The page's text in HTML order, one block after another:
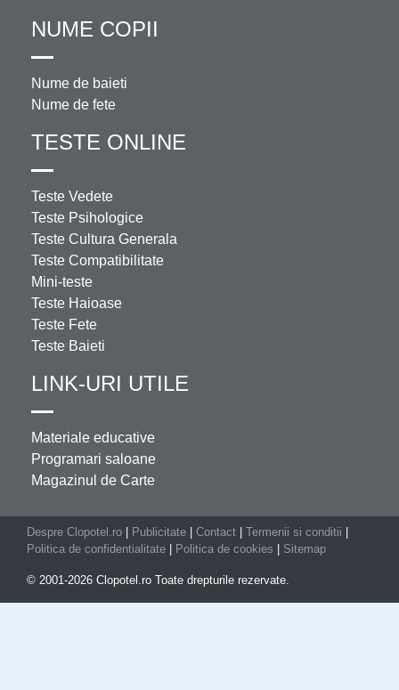
NUME COPII
Nume de baieti
Nume de fete
TESTE ONLINE
Teste Vedete
Teste Psihologice
Teste Cultura Generala
Teste Compatibilitate
Mini-teste
Teste Haioase
Teste Fete
Teste Baieti
LINK-URI UTILE
Materiale educative
Programari saloane
Magazinul de Carte
Despre Clopotel.ro Publicitate Contact Termenii si conditii
Politica de confidentialitate
Politica de cookies Sitemap
© 2001-2026 Clopotel.ro Toate drepturile rezervate.